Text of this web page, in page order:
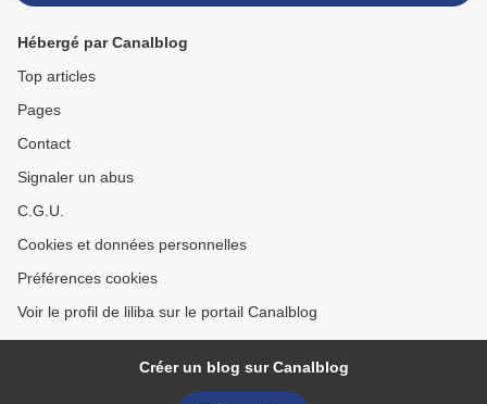
Hébergé par Canalblog
Top articles
Pages
Contact
Signaler un abus
C.G.U.
Cookies et données personnelles
Préférences cookies
Voir le profil de liliba sur le portail Canalblog
Créer un blog sur Canalblog